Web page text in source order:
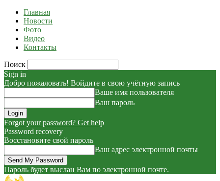
Главная
Новости
Фото
Видео
Контакты
Поиск
Sign in
Добро пожаловать! Войдите в свою учётную запись
Ваше имя пользователя
Ваш пароль
Forgot your password? Get help
Password recovery
Восстановите свой пароль
Ваш адрес электронной почты
Пароль будет выслан Вам по электронной почте.